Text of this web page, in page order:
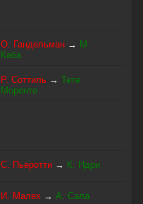
О. Гандельман → М.
Каба
Р. Соттиль → Тете
Моренте
С. Пьеротти → К. Ндри
И. Малех → А. Сала